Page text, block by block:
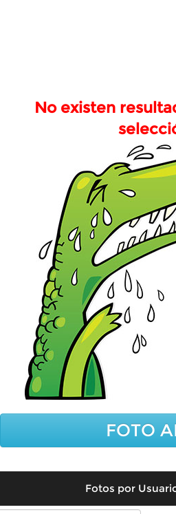
No existen
FOTO
Fotos por